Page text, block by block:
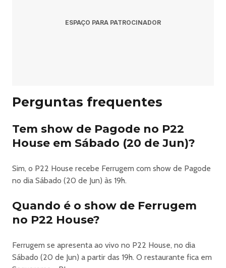
oficial do evento:
https://www.ingresse.com/rio-surf-music-festival-2026.
Rio Surf Music Festival Em Saquarema - Mc Cabelinho +
🌊 RIO SURF MUSIC FESTIVAL — A MAIOR ONDA DO
Prepare-se para viver uma experiência única onde música,
surf e lifestyle se encontram em um dos cenários mais
ESPAÇO PARA PATROCINADOR
Perguntas frequentes
Tem show de Pagode no P22
House em Sábado (20 de Jun)?
Sim, o P22 House recebe Ferrugem com show de Pagode
no dia Sábado (20 de Jun) às 19h.
Quando é o show de Ferrugem
no P22 House?
Ferrugem se apresenta ao vivo no P22 House, no dia
Sábado (20 de Jun) a partir das 19h. O restaurante fica em